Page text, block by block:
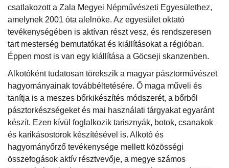
csatlakozott a Zala Megyei Népművészeti Egyesülethez,
amelynek 2001 óta alelnöke. Az egyesület oktató
tevékenységében is aktívan részt vesz, és rendszeresen
tart mesterség bemutatókat és kiállításokat a régióban.
Éppen most is van egy kiállítása a Göcseji skanzenben.
Alkotóként tudatosan törekszik a magyar pásztorművészet
hagyományainak továbbéltetésére. Ő maga műveli és
tanítja is a meszes bőrkikészítés módszerét, a bőrből
pásztorkészségeket és mai használati tárgyakat egyaránt
készít. Ezen kívül foglalkozik tarisznyák, botok, csanakok
és karikásostorok készítésével is. Alkotó és
hagyományőrző tevékenysége mellett közösségi
összefogások aktív résztvevője, a megye számos